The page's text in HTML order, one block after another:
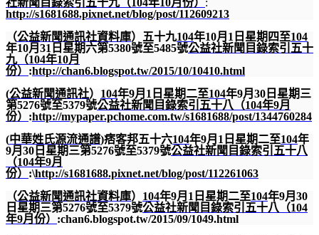
社新聞目錄索引五十九（ 104年 10月份） :
http://s1681688.pixnet.net/blog/post/112609213
（公益新聞通訊社資料庫）五十九104年10月 1 日星期四至104
年10月 31 日星期六第5380號至5485號公益社新聞目錄索引五十
九（104年10月
份） :http://chan6.blogspot.tw/2015/10/10410.html
(公益新聞通訊社） 104年9月 1 日星期二至104年9月 30 日星期三
第5276號至5379號公益社新聞目錄索引五十八（104年9月
份） :http://mypaper.pchome.com.tw/s1681688/post/1344760284
(中華姓氏源流通譜)痞客邦五十六104年9月 1 日星期二至104年
9月 30 日星期三第5276號至5379號公益社新聞目錄索引五十八
（104年9月
份） :\http://s1681688.pixnet.net/blog/post/112261063
（公益新聞通訊社資料庫） 104年9月 1 日星期二至104年9月 30
日星期三第5276號至5379號公益社新聞目錄索引五十八（104
年9月份） :chan6.blogspot.tw/2015/09/1049.html